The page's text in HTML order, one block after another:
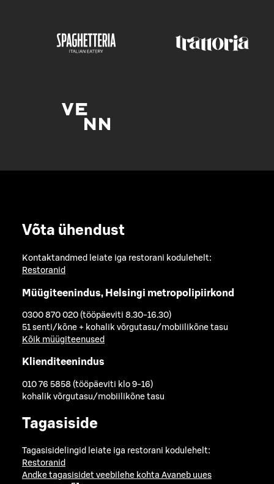
Võta ühendust
Kontaktandmed leiate iga restorani kodulehelt:
Restoranid
Müügiteenindus, Helsingi metropolipiirkond
0300 870 020 (tööpäeviti 8.30-16.30)
51 senti/kõne + kohalik võrgutasu/mobiilikõne tasu
Kõik müügiteenused
Klienditeenindus
010 76 5858 (tööpäeviti klo 9-16)
kohalik võrgutasu/mobiilikõne tasu
Tagasiside
Tagasisidelingid leiate iga restorani kodulehelt:
Restoranid
Andke tagasisidet veebilehe kohta Avaneb uues